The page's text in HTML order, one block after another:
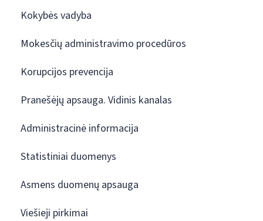
Kokybės vadyba
Mokesčių administravimo procedūros
Korupcijos prevencija
Pranešėjų apsauga. Vidinis kanalas
Administracinė informacija
Statistiniai duomenys
Asmens duomenų apsauga
Viešieji pirkimai